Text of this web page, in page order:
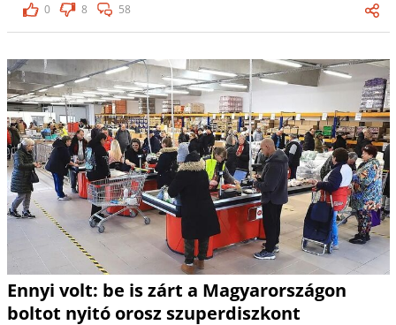
0
8 58
Ennyi volt: be is zárt a Magyarországon
boltot nyitó orosz szuperdiszkont